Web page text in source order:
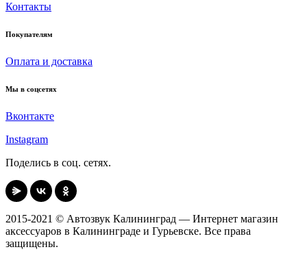
Контакты
Покупателям
Оплата и доставка
Мы в соцсетях
Вконтакте
Instagram
Поделись в соц. сетях.
2015-2021 © Автозвук Калининград — Интернет магазин
аксессуаров в Калининграде и Гурьевске. Все права
защищены.